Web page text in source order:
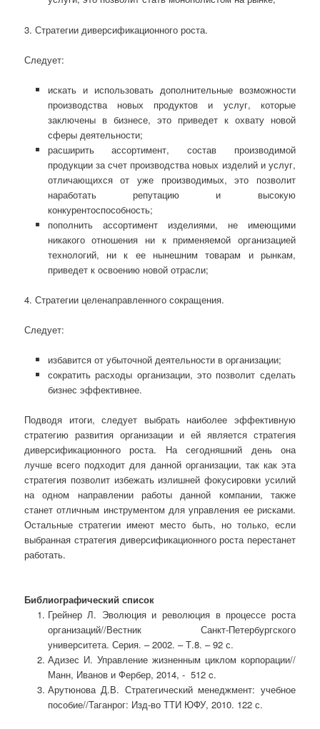
3. Стратегии диверсификационного роста.
Следует:
искать и использовать дополнительные возможности
производства новых продуктов и услуг, которые
заключены в бизнесе, это приведет к охвату новой
сферы деятельности;
расширить ассортимент, состав производимой
продукции за счет производства новых изделий и услуг,
отличающихся от уже производимых, это позволит
наработать репутацию и высокую
конкурентоспособность;
пополнить ассортимент изделиями, не имеющими
никакого отношения ни к применяемой организацией
технологий, ни к ее нынешним товарам и рынкам,
приведет к освоению новой отрасли;
4. Стратегии целенаправленного сокращения.
Следует:
избавится от убыточной деятельности в организации;
сократить расходы организации, это позволит сделать
бизнес эффективнее.
Подводя итоги, следует выбрать наиболее эффективную
стратегию развития организации и ей является стратегия
диверсификационного роста. На сегодняшний день она
лучше всего подходит для данной организации, так как эта
стратегия позволит избежать излишней фокусировки усилий
на одном направлении работы данной компании, также
станет отличным инструментом для управления ее рисками.
Остальные стратегии имеют место быть, но только, если
выбранная стратегия диверсификационного роста перестанет
работать.
Библиографический список
Грейнер Л. Эволюция и революция в процессе роста
организаций//Вестник Санкт-Петербургского
университета. Серия. – 2002. – Т.8. – 92 с.
Адизес И. Управление жизненным циклом корпорации//
Манн, Иванов и Фербер, 2014, - 512 c.
Арутюнова Д.В. Стратегический менеджмент: учебное
пособие//Таганрог: Изд-во ТТИ ЮФУ, 2010. 122 с.